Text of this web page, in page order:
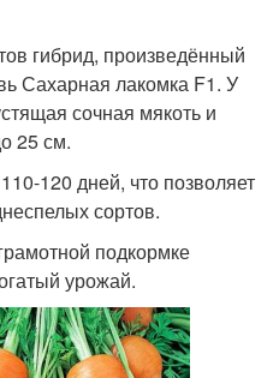
гибрид, произведённый
Сахарная лакомка F1. У
сочная мякоть и
25 см.
120 дней, что позволяет
сортов.
подкормке
урожай.